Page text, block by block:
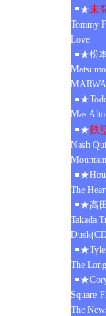
★未
Tommy
Love
★松
Mas Alto
★鉄
Nash
Mountain
The
★高
Takada
The
Square-
The